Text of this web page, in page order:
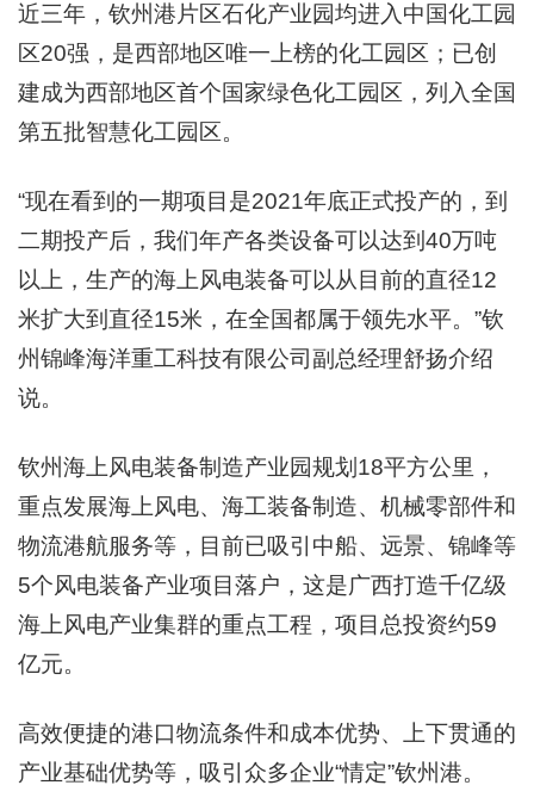
近三年，钦州港片区石化产业园均进入中国化工园
区20强，是西部地区唯一上榜的化工园区；已创
建成为西部地区首个国家绿色化工园区，列入全国
第五批智慧化工园区。
“现在看到的一期项目是2021年底正式投产的，到
二期投产后，我们年产各类设备可以达到40万吨
以上，生产的海上风电装备可以从目前的直径12
米扩大到直径15米，在全国都属于领先水平。”钦
州锦峰海洋重工科技有限公司副总经理舒扬介绍
说。
钦州海上风电装备制造产业园规划18平方公里，
重点发展海上风电、海工装备制造、机械零部件和
物流港航服务等，目前已吸引中船、远景、锦峰等
5个风电装备产业项目落户，这是广西打造千亿级
海上风电产业集群的重点工程，项目总投资约59
亿元。
高效便捷的港口物流条件和成本优势、上下贯通的
产业基础优势等，吸引众多企业“情定”钦州港。